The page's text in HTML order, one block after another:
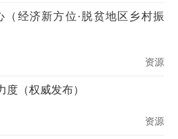
经济新方位·脱贫地区乡村振
资源
度（权威发布）
资源